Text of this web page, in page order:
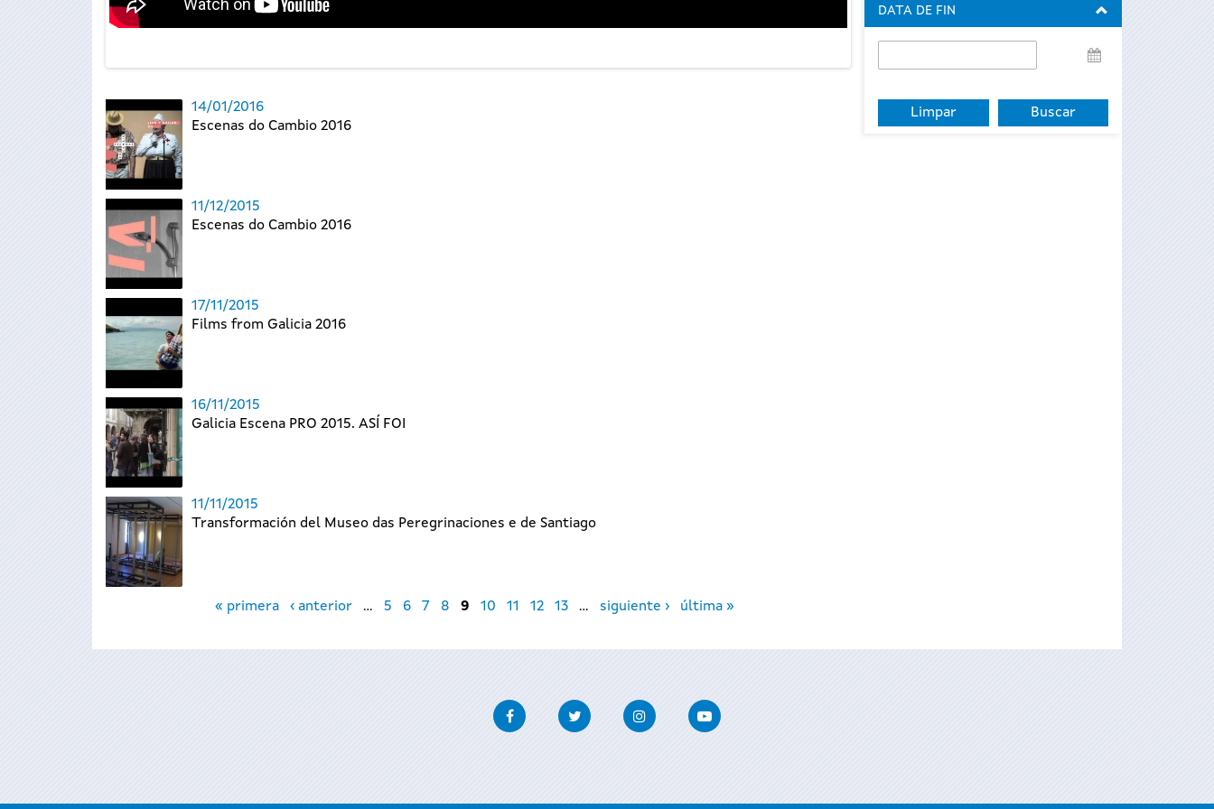
14/01/2016
Escenas do Cambio 2016
11/12/2015
Escenas do Cambio 2016
17/11/2015
Films from Galicia 2016
16/11/2015
Galicia Escena PRO 2015. ASÍ FOI
11/11/2015
Transformación del Museo das Peregrinaciones e de Santiago
« primera ‹ anterior … 5 6 7 8 9 10 11 12 13 … siguiente › última »
DATA DE FIN
de
FacebookTwitter InstagramYoutube